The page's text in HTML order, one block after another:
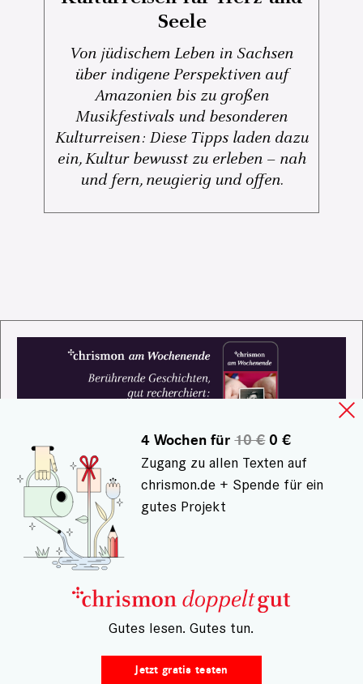
Seele
Von jüdischem Leben in Sachsen
über indigene Perspektiven auf
Amazonien bis zu großen
Musikfestivals und besonderen
Kulturreisen: Diese Tipps laden dazu
ein, Kultur bewusst zu erleben – nah
und fern, neugierig und offen.
4 Wochen für10 €0 €
Zugang zu allen Texten auf
chrismon.de + Spende für ein
gutes Projekt
– Gutes lesen. Gutes tun.
Jetzt gratis testen